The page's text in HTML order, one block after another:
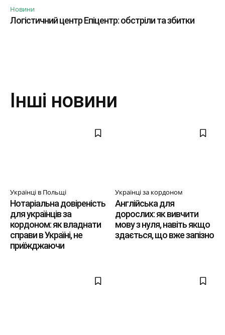
Новини
Логістичний центр Епіцентр: обстріли та збитки
Інші новини
Українці в Польщі
Нотаріальна довіреність
для українців за
кордоном: як владнати
справи в Україні, не
приїжджаючи
Українці за кордоном
Англійська для
дорослих: як вивчити
мову з нуля, навіть якщо
здається, що вже запізно